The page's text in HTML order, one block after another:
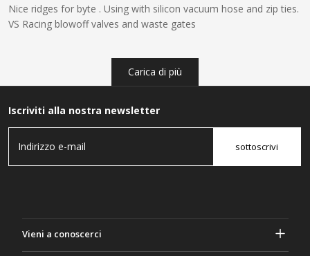
Nice ridges for byte . Using with silicon vacuum hose and zip ties.
VS Racing blowoff valves and waste gates
Carica di più
Iscriviti alla nostra newsletter
sottoscrivi
Vieni a conoscerci